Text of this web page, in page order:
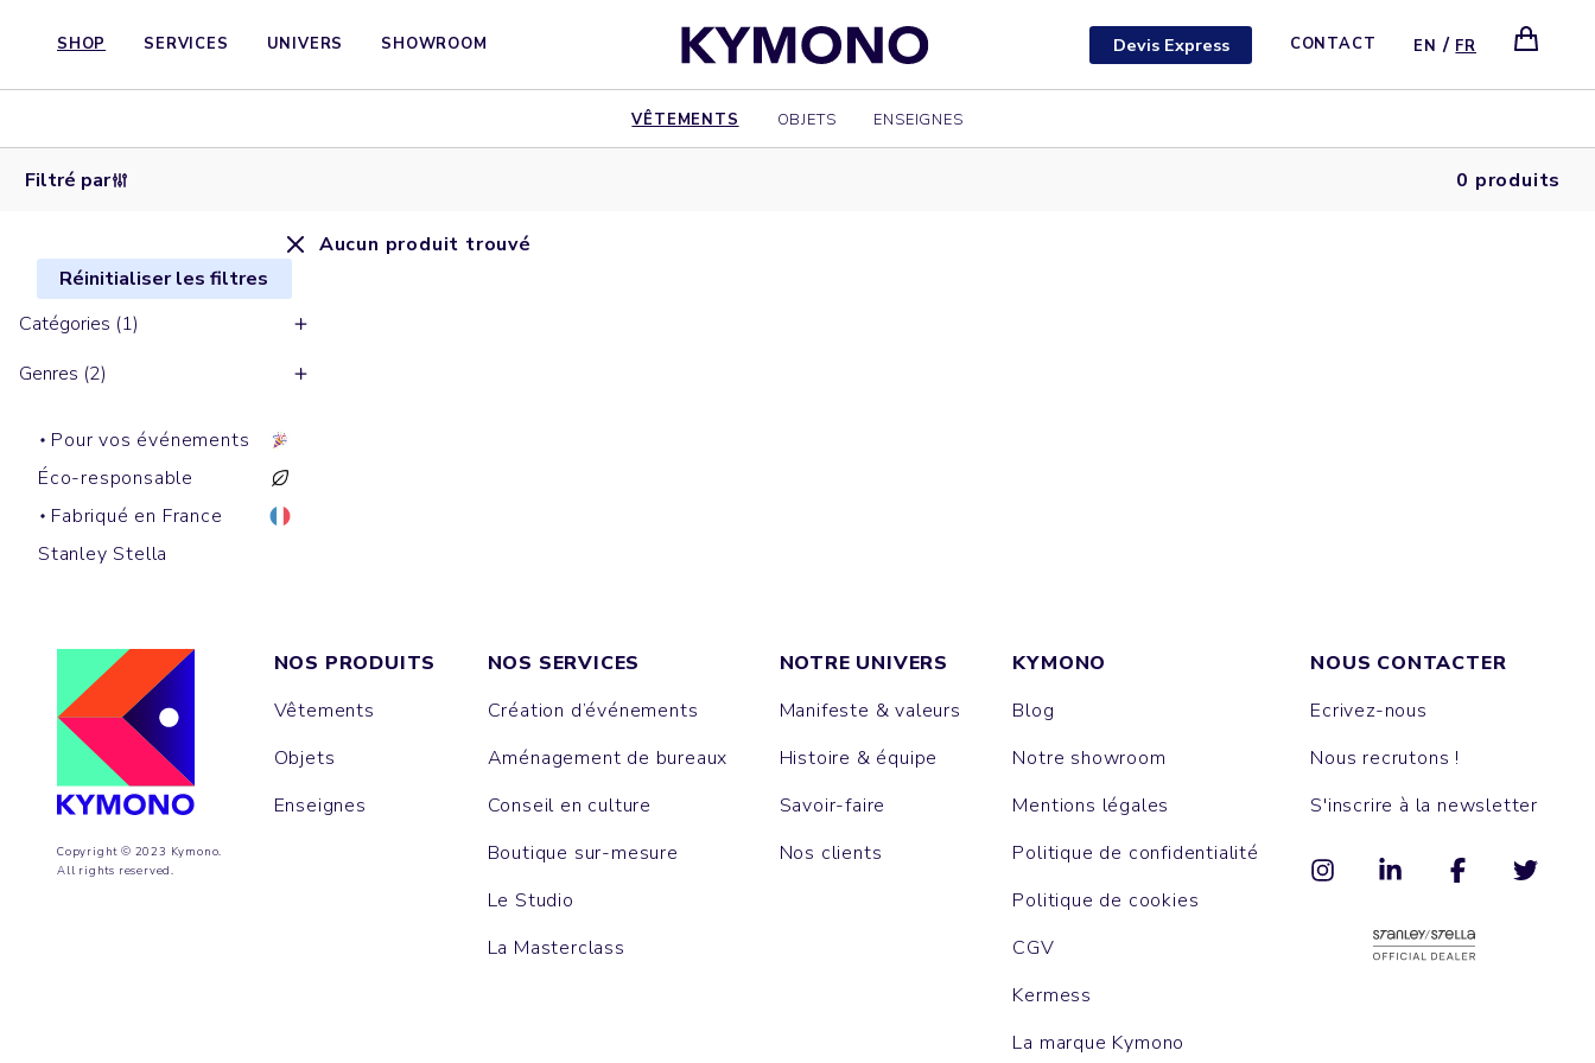
SHOP SERVICES UNIVERS SHOWROOM Devis Express CONTACT EN / FR
VÊTEMENTS OBJETS ENSEIGNES
Filtré par 0 produits
Réinitialiser les filtres
Catégories (1)
Genres (2)
Pour vos événements
Éco-responsable
Fabriqué en France
Stanley Stella
Aucun produit trouvé
Copyright © 2023 Kymono.
All rights reserved.
NOS PRODUITS
Vêtements
Objets
Enseignes
NOS SERVICES
Création d’événements
Aménagement de bureaux
Conseil en culture
Boutique sur-mesure
Le Studio
La Masterclass
NOTRE UNIVERS
Manifeste & valeurs
Histoire & équipe
Savoir-faire
Nos clients
KYMONO
Blog
Notre showroom
Mentions légales
Politique de confidentialité
Politique de cookies
CGV
Kermess
La marque Kymono
NOUS CONTACTER
Ecrivez-nous
Nous recrutons !
S'inscrire à la newsletter